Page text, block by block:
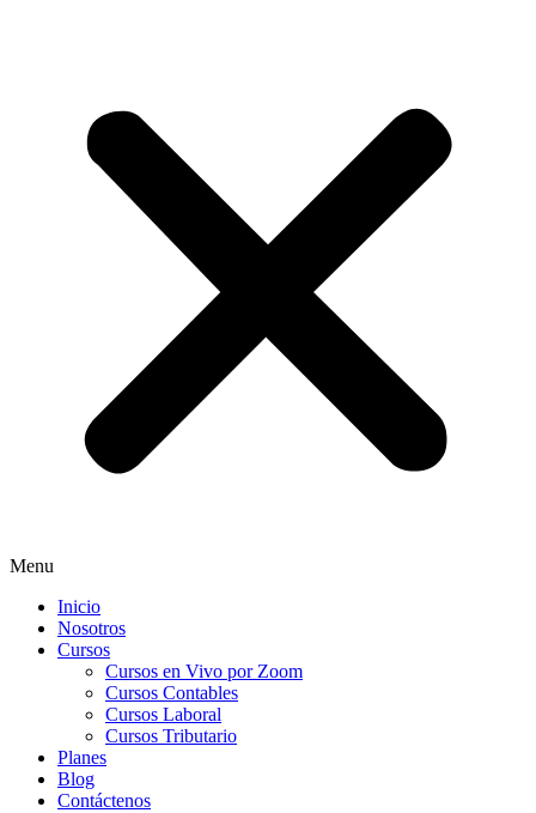
Menu
Inicio
Nosotros
Cursos
Cursos en Vivo por Zoom
Cursos Contables
Cursos Laboral
Cursos Tributario
Planes
Blog
Contáctenos